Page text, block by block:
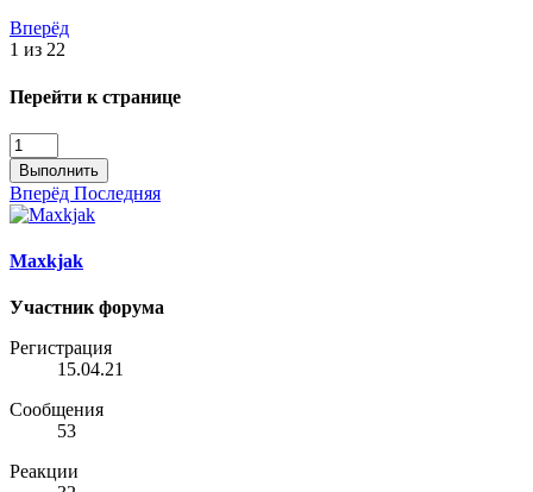
Вперёд
1 из 22
Перейти к странице
Выполнить
Вперёд Последняя
Maxkjak
Участник форума
Регистрация
15.04.21
Сообщения
53
Реакции